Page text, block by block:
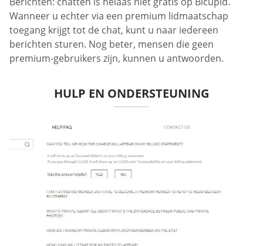
Wanneer u echter via een premium lidmaatschap
toegang krijgt tot de chat, kunt u naar iedereen
berichten sturen. Nog beter, mensen die geen
premium-gebruikers zijn, kunnen u antwoorden.
HULP EN ONDERSTEUNING